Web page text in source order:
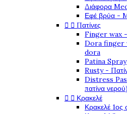
Διάφορα
Εφέ βρύα -
  Πατίνες
Finger wax -
Dora finger
dora
Patina Spray
Rusty -
Distress
πατίνα
  Κρακελέ
Κρακελέ 1ος